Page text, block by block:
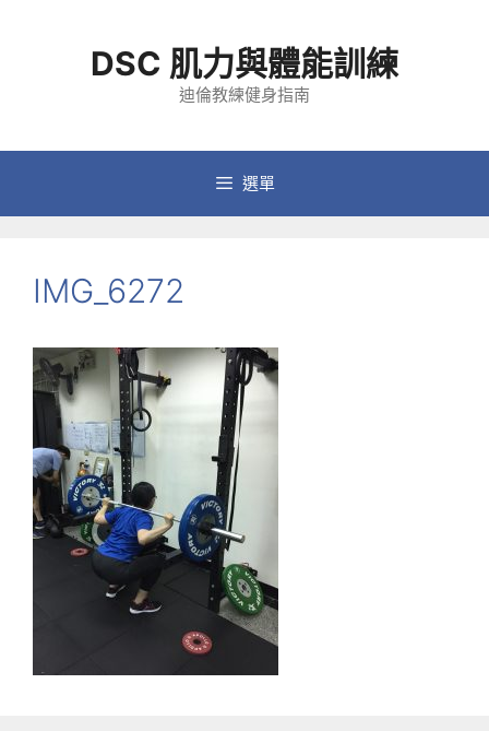
容
DSC 肌力與體能訓練
迪倫教練健身指南
選單
IMG_6272